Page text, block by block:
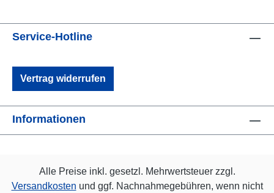
Service-Hotline
Vertrag widerrufen
Informationen
Alle Preise inkl. gesetzl. Mehrwertsteuer zzgl.
Versandkosten und ggf. Nachnahmegebühren, wenn nicht